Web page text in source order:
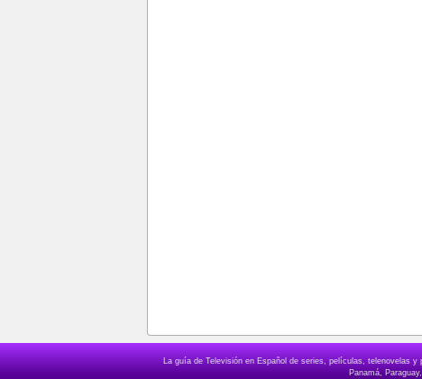
La guía de Televisión en Español de series, películas, telenovelas
Panamá,